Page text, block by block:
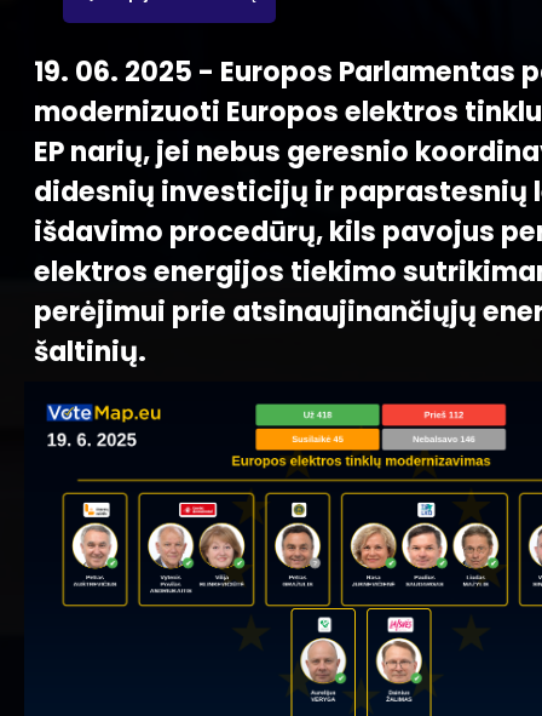
19. 06. 2025 - Europos Parlamentas
modernizuoti Europos elektros
EP narių, jei nebus geresnio
didesnių investicijų ir paprastesnių
išdavimo procedūrų, kils pavojus
elektros energijos tiekimo
perėjimui prie atsinaujinančiųjų
šaltinių.